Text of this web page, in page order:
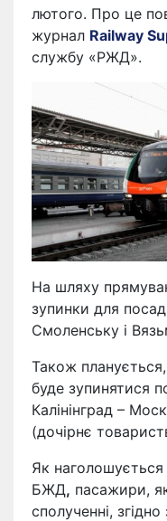
лютого. Про це
журнал Railway
службу «РЖД».
На шляху
зупинки для
Смоленську і
Також
буде зупинятися
Калінінград –
(дочірнє
Як наголошується
БЖД, пасажири,
сполученні,